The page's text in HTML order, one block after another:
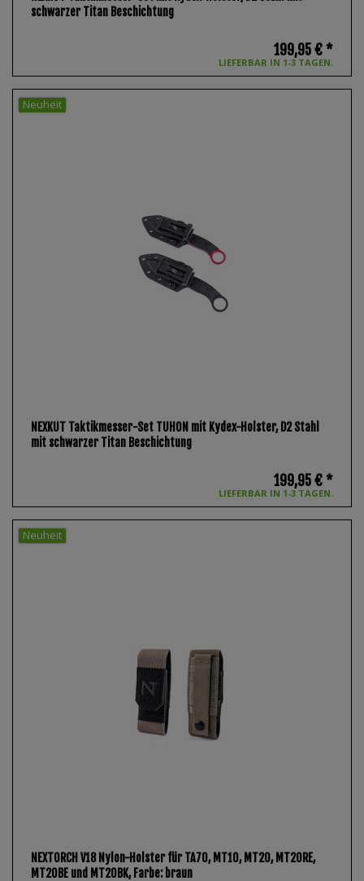
schwarzer Titan Beschichtung
LIEFERBAR IN 1-3 TAGEN.
199,95 € *
Neuheit
NEXKUT Taktikmesser-Set TUHON mit Kydex-Holster, D2 Stahl
mit schwarzer Titan Beschichtung
LIEFERBAR IN 1-3 TAGEN.
199,95 € *
Neuheit
NEXTORCH V18 Nylon-Holster für TA70, MT10, MT20, MT20RE,
MT20BE und MT20BK, Farbe: braun